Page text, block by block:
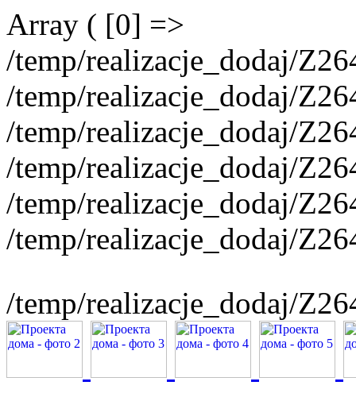
Array ( [0] =>
/temp/realizacje_dodaj/
/temp/realizacje_dodaj/
/temp/realizacje_dodaj/
/temp/realizacje_dodaj/
/temp/realizacje_dodaj/
/temp/realizacje_dodaj/
/temp/realizacje_dodaj/